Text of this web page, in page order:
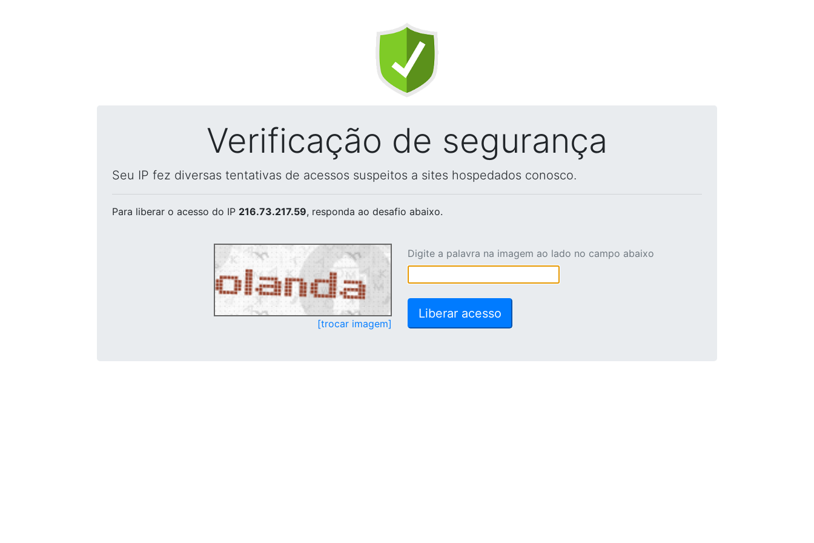
Verificação de segurança
Seu IP fez diversas tentativas de acessos suspeitos a sites hospedados conosco.
Para liberar o acesso do IP 216.73.217.59, responda ao desafio abaixo.
[trocar imagem]
Digite a palavra na imagem ao lado no campo abaixo